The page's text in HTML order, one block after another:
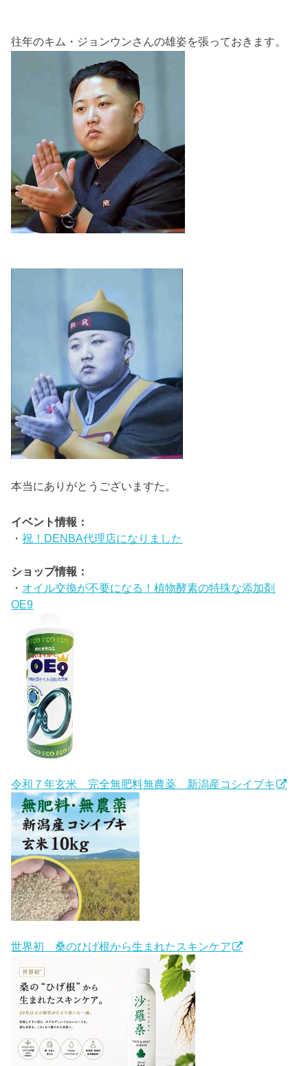
往年のキム・ジョンウンさんの雄姿を張っておきます。
本当にありがとうございますた。
イベント情報：
・祝！DENBA代理店になりました
ショップ情報：
・ オイル交換が不要になる！植物酵素の特殊な添加剤
OE9
令和７年玄米 完全無肥料無農薬 新潟産コシイブキ
世界初 桑のひげ根から生まれたスキンケア